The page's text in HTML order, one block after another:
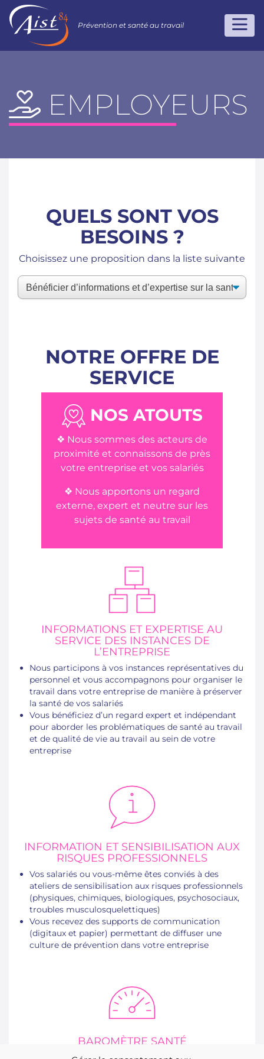
Prévention et santé au travail
EMPLOYEURS
QUELS SONT VOS
BESOINS ?
Choisissez une proposition dans la liste suivante
NOTRE OFFRE DE
SERVICE
NOS ATOUTS
❖ Nous sommes des acteurs de
proximité et connaissons de près
votre entreprise et vos salariés
❖ Nous apportons un regard
externe, expert et neutre sur les
sujets de santé au travail
INFORMATIONS ET EXPERTISE AU
SERVICE DES INSTANCES DE
L’ENTREPRISE
Nous participons à vos instances représentatives du
personnel et vous accompagnons pour organiser le
travail dans votre entreprise de manière à préserver
la santé de vos salariés
Vous bénéficiez d’un regard expert et indépendant
pour aborder les problématiques de santé au travail
et de qualité de vie au travail au sein de votre
entreprise
INFORMATION ET SENSIBILISATION AUX
RISQUES PROFESSIONNELS
Vos salariés ou vous-même êtes conviés à des
ateliers de sensibilisation aux risques professionnels
(physiques, chimiques, biologiques, psychosociaux,
troubles musculosquelettiques)
Vous recevez des supports de communication
(digitaux et papier) permettant de diffuser une
culture de prévention dans votre entreprise
BAROMÈTRE SANTÉ